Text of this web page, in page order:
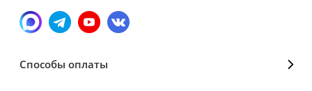
Способы оплаты